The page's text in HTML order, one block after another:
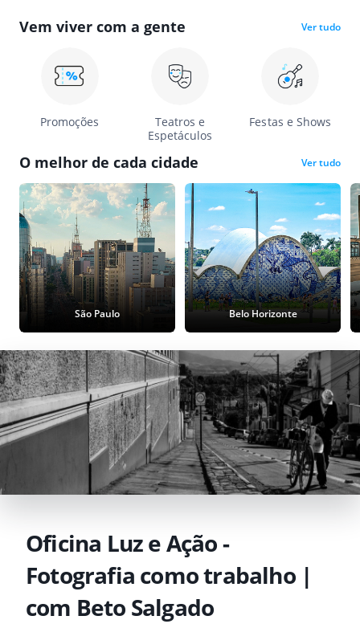
Vem viver com a gente Ver tudo
Promoções
Teatros e
Espetáculos
Festas e Shows
O melhor de cada cidade Ver tudo
São Paulo Belo Horizonte
Oficina Luz e Ação -
Fotografia como trabalho |
com Beto Salgado